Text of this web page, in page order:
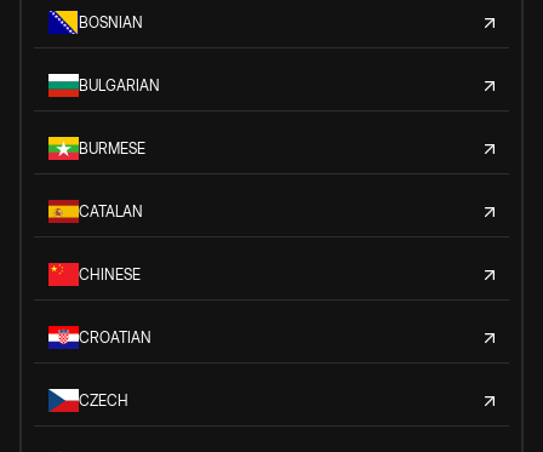
BOSNIAN
BULGARIAN
BURMESE
CATALAN
CHINESE
CROATIAN
CZECH